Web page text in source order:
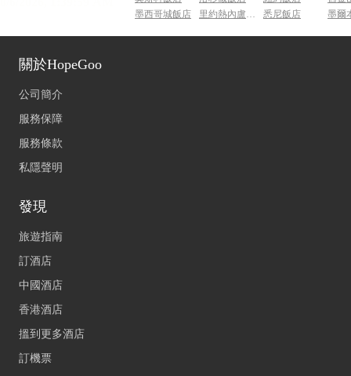
墨西哥城飯店
里約熱內盧飯店 悉尼飯店 墨爾
關於HopeGoo
公司簡介
服務保障
服務條款
私隱聲明
發現
旅遊指南
訂酒店
中國酒店
香港酒店
搵到更多酒店
訂機票